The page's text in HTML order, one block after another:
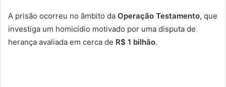
A prisão ocorreu no âmbito da Operação Testamento, que
investiga um homicídio motivado por uma disputa de
herança avaliada em cerca de R$ 1 bilhão.